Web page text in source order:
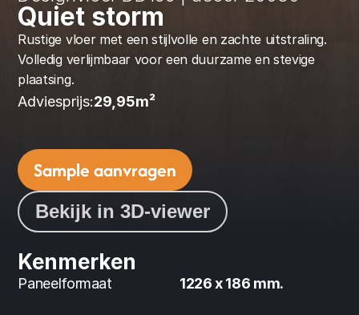
Quiet storm
Adviesprijs:29,95m²
Rustige vloer met een stijlvolle en zachte uitstraling.
Volledig verlijmbaar voor een duurzame en stevige
plaatsing.
Sample aanvragen
Bekijk in 3D-viewer
Kenmerken
Paneelformaat 1226 x 186 mm.